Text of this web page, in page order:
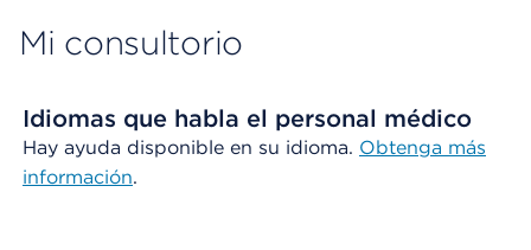
Mi consultorio
Idiomas que habla el personal médico
Hay ayuda disponible en su idioma. Obtenga más
información.